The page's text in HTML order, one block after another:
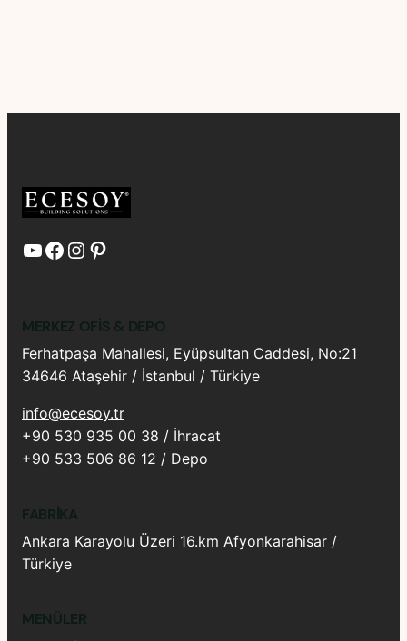
YouTube Facebook Instagram Pinterest
MERKEZ OFIS & DEPO
Ferhatpaşa Mahallesi, Eyüpsultan Caddesi, No:21
34646 Ataşehir / İstanbul / Türkiye
info@ecesoy.tr
+90 530 935 00 38 / İhracat
+90 533 506 86 12 / Depo
FABRIKA
Ankara Karayolu Üzeri 16.km Afyonkarahisar /
Türkiye
MENÜLER